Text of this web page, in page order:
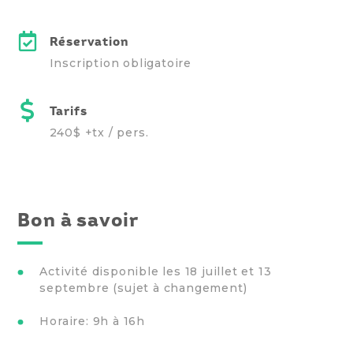
Réservation
Inscription obligatoire
Tarifs
240$ +tx / pers.
Bon à savoir
Activité disponible les 18 juillet et 13
septembre (sujet à changement)
Horaire: 9h à 16h